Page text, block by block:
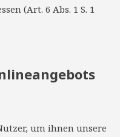
(Art. 6 Abs. 1 S. 1
um ihnen unsere